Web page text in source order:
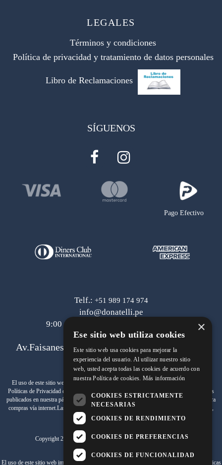
LEGALES
Términos y condiciones
Política de privacidad y tratamiento de datos personales
Libro de Reclamaciones
SÍGUENOS
Pago Efectivo
Telf.: +51 989 174 974
info@donatelli.pe
9:00 am a 6:00 pm de lunes a viernes
Av.Faisanes 420 , Urb. La Campiña , Chorrillos
El uso de este sitio web implica la aceptación de los Términos y Condiciones
Políticas de Privacidad de SAMITEX S.A. Las fotos son a modo ilustrativo.Los precios
publicados en nuestra página web
www.johnholden.comson válidos exclusivamente para
compras vía internet.Las promociones son válidas el día de hoy, stock mínimo 1 unidad,
promociones no acumulables.
Copyright 2020 SAMITEX S.A .Todos los derechos reservados.
El uso de este sitio web implica la aceptación de los Políticas
×
Ese sitio web utiliza cookies
Este sitio web usa cookies para mejorar la
experiencia del usuario. Al utilizar nuestro sitio
web, usted acepta todas las cookies de acuerdo con
nuestra Política de cookies. Más información
COOKIES ESTRICTAMENTE
NECESARIAS
COOKIES DE RENDIMIENTO
COOKIES DE PREFERENCIAS
COOKIES DE FUNCIONALIDAD